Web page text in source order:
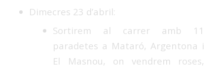
Dimecres 23 d’abril:
Sortirem al carrer amb 11
paradetes a Mataró, Argentona i
El Masnou, on vendrem roses,